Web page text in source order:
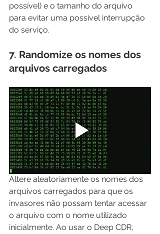
possível) e o tamanho do arquivo
para evitar uma possível interrupção
do serviço.
7. Randomize os nomes dos
arquivos carregados
Altere aleatoriamente os nomes dos
arquivos carregados para que os
invasores não possam tentar acessar
o arquivo com o nome utilizado
inicialmente. Ao usar o Deep CDR,